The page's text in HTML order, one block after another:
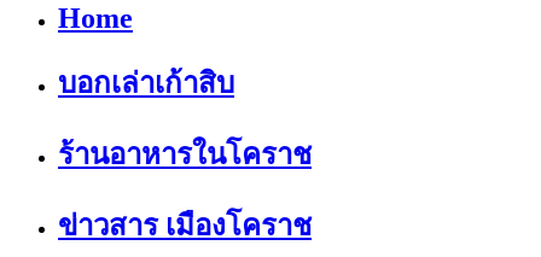
Home
บอกเล่าเก้าสิบ
ร้านอาหารในโคราช
ข่าวสาร เมืองโคราช